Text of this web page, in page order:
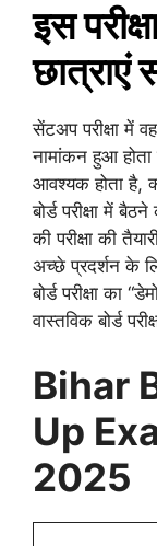
इस
छात्राएं
सेंटअप परीक्षा में
नामांकन हुआ
आवश्यक होता है,
बोर्ड परीक्षा में
की परीक्षा की
अच्छे प्रदर्शन के
बोर्ड परीक्षा का
वास्तविक बोर्ड
Bihar
Up
2025